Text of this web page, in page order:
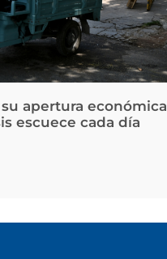
apertura económica
escuece cada día